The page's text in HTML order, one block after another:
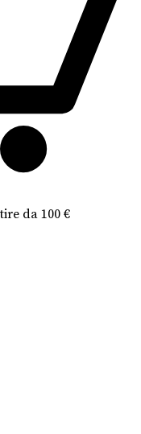
da 100 €